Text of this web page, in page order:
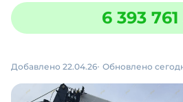
6 393
Добавлено 22.04.26 Обновлено